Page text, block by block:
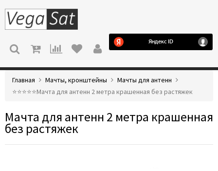
МЕНЮ
Главная Мачты, кронштейны
Мачты для антенн
⭐️⭐️⭐️⭐️⭐️Мачта для антенн 2 метра крашенная без растяжек
Мачта для антенн 2 метра крашенная
без растяжек